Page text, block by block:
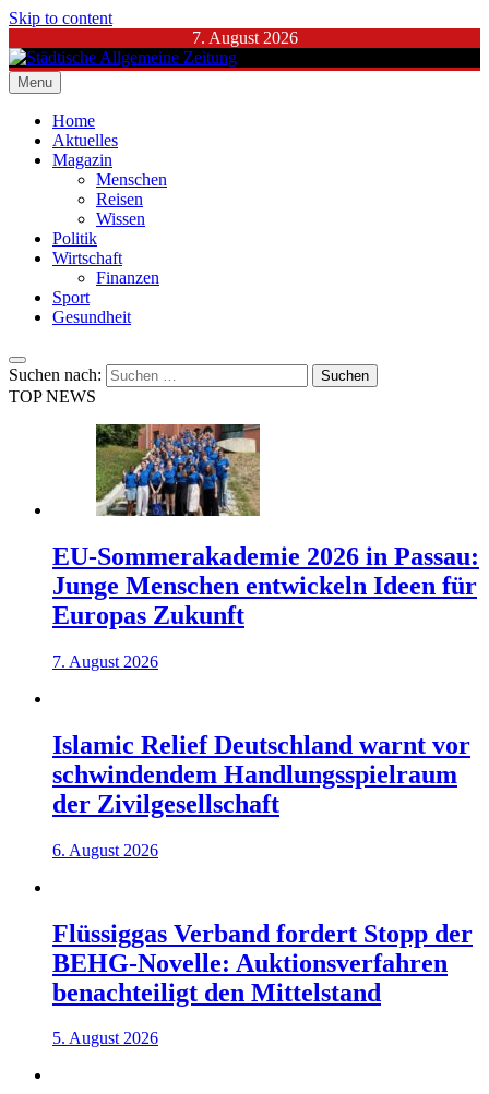
Skip to content
7. August 2026
Städtische Allgemeine Zeitung
Menu
Home
Aktuelles
Magazin
Menschen
Reisen
Wissen
Politik
Wirtschaft
Finanzen
Sport
Gesundheit
Suchen nach:
TOP NEWS
EU-Sommerakademie 2026 in Passau:
Junge Menschen entwickeln Ideen für
Europas Zukunft
7. August 2026
Islamic Relief Deutschland warnt vor
schwindendem Handlungsspielraum
der Zivilgesellschaft
6. August 2026
Flüssiggas Verband fordert Stopp der
BEHG-Novelle: Auktionsverfahren
benachteiligt den Mittelstand
5. August 2026